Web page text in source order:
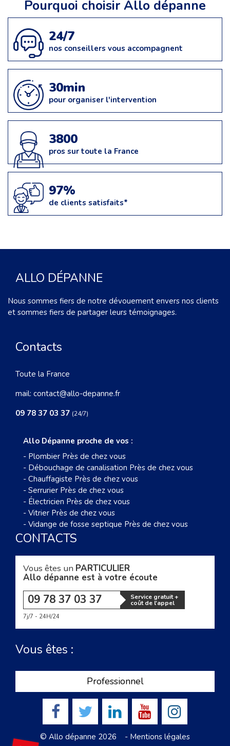
Pourquoi choisir Allo dépanne
24/7
nos conseillers vous accompagnent
30min
pour organiser l'intervention
3800
pros sur toute la France
97%
de clients satisfaits*
ALLO DÉPANNE
Nous sommes fiers de notre dévouement envers nos clients
et sommes fiers de partager leurs témoignages.
Contacts
Toute la France
mail: contact@allo-depanne.fr
09 78 37 03 37 (24/7)
Allo Dépanne proche de vos :
- Plombier Près de chez vous
- Débouchage de canalisation Près de chez vous
- Chauffagiste Près de chez vous
- Serrurier Près de chez vous
- Électricien Près de chez vous
- Vitrier Près de chez vous
- Vidange de fosse septique Près de chez vous
CONTACTS
Vous êtes un PARTICULIER
Allo dépanne est à votre écoute
09 78 37 03 37 Service gratuit +
coût de l'appel
7j/7 - 24H/24
Vous êtes :
Professionnel
© Allo dépanne 2026 - Mentions légales